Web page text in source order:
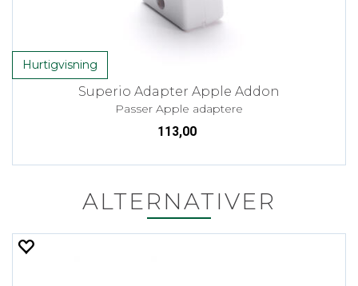
Hurtigvisning
Superio Adapter Apple Addon
Passer Apple adaptere
113,00
ALTERNATIVER